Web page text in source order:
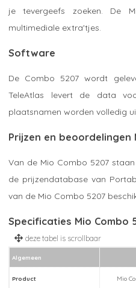
je tevergeefs zoeken. De
multimediale extra'tjes.
Software
De Combo 5207 wordt
TeleAtlas levert de data
plaatsnamen worden volledig
Prijzen en beoordelingen
Van de Mio Combo 5207
de prijzendatabase van
van de Mio Combo 5207
Specificaties Mio Combo
Algemeen
Product Mio